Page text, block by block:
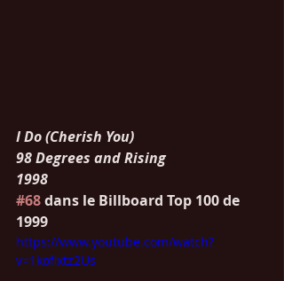
I Do (Cherish You)
98 Degrees and Rising
1998
#68 dans le Billboard Top 100 de
1999
https://www.youtube.com/watch?
v=1kofixtz2Us